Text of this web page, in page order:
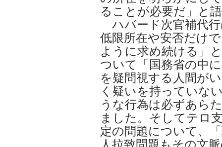
ることが必要だ」と
ハバード次官補代
低限所在や安否だけ
ように求め続ける」
ついて「国務省の中
を疑問視する人間が
く疑いを持っていな
うな行為は必ずあら
ました。そしてテロ
定の問題について、
人拉致問題もその文